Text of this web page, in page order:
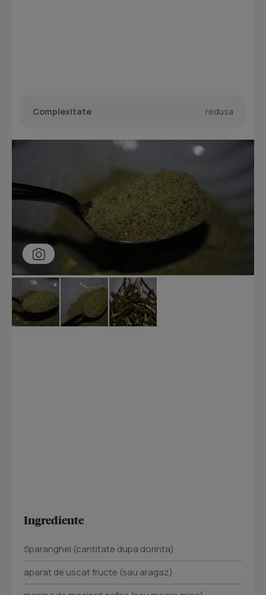
Complexitate redusa
Ingrediente
Sparanghel (cantitate dupa dorinta)
aparat de uscat fructe (sau aragaz)